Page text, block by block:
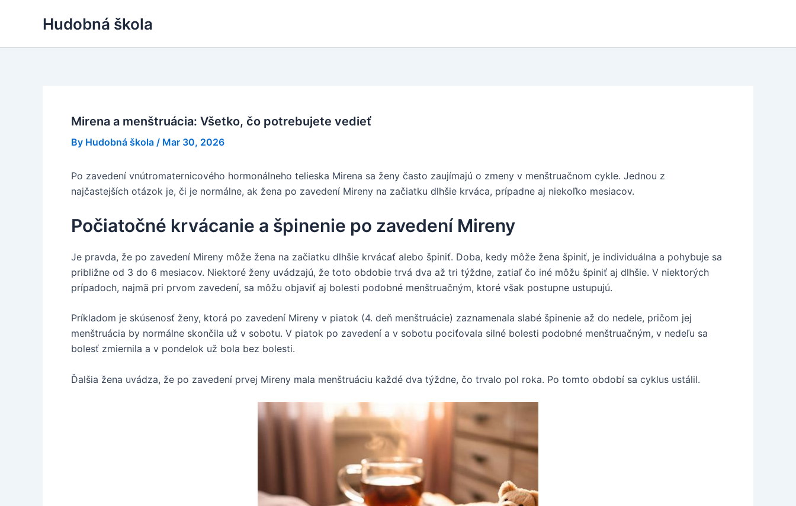
Hudobná škola
Mirena a menštruácia: Všetko, čo potrebujete vedieť
By Hudobná škola / Mar 30, 2026
Po zavedení vnútromaternicového hormonálneho telieska Mirena sa ženy často zaujímajú o zmeny v menštruačnom cykle. Jednou z
najčastejších otázok je, či je normálne, ak žena po zavedení Mireny na začiatku dlhšie krváca, prípadne aj niekoľko mesiacov.
Počiatočné krvácanie a špinenie po zavedení Mireny
Je pravda, že po zavedení Mireny môže žena na začiatku dlhšie krvácať alebo špiniť. Doba, kedy môže žena špiniť, je individuálna a pohybuje sa
približne od 3 do 6 mesiacov. Niektoré ženy uvádzajú, že toto obdobie trvá dva až tri týždne, zatiaľ čo iné môžu špiniť aj dlhšie. V niektorých
prípadoch, najmä pri prvom zavedení, sa môžu objaviť aj bolesti podobné menštruačným, ktoré však postupne ustupujú.
Príkladom je skúsenosť ženy, ktorá po zavedení Mireny v piatok (4. deň menštruácie) zaznamenala slabé špinenie až do nedele, pričom jej
menštruácia by normálne skončila už v sobotu. V piatok po zavedení a v sobotu pociťovala silné bolesti podobné menštruačným, v nedeľu sa
bolesť zmiernila a v pondelok už bola bez bolesti.
Ďalšia žena uvádza, že po zavedení prvej Mireny mala menštruáciu každé dva týždne, čo trvalo pol roka. Po tomto období sa cyklus ustálil.